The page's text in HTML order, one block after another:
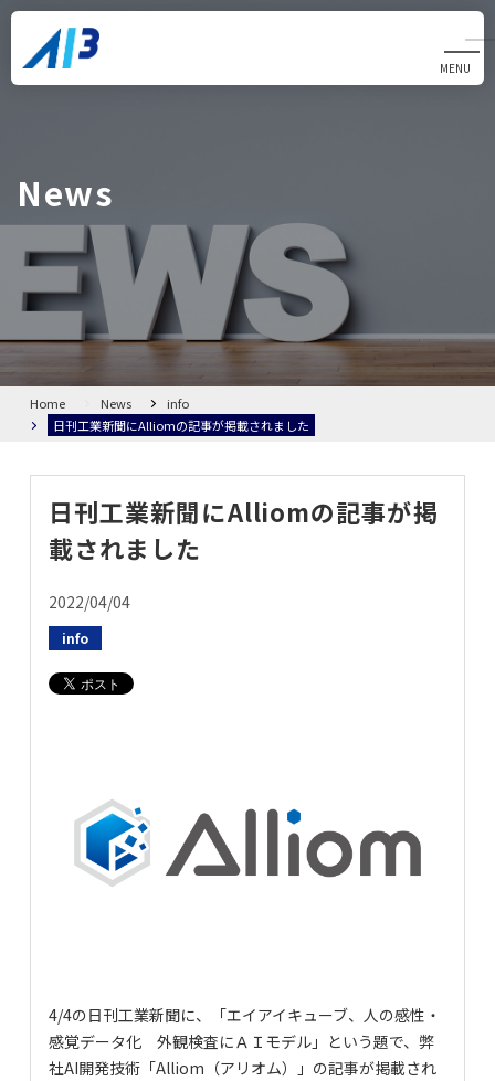
MENU
News
CLOSE
News
Alliom
製品・サービス
お問い合わせ
Home News
info
日刊工業新聞にAlliomの記事が掲載されました
日刊工業新聞にAlliomの記事が掲
載されました
2022/04/04
info
4/4の日刊工業新聞に、「エイアイキューブ、人の感性・
感覚データ化 外観検査にＡＩモデル」という題で、弊
社AI開発技術「Alliom（アリオム）」の記事が掲載され